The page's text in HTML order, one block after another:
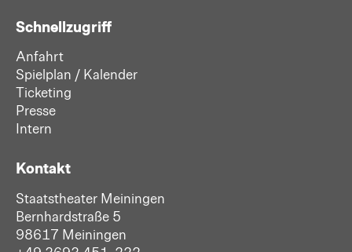
Schnellzugriff
Anfahrt
Spielplan / Kalender
Ticketing
Presse
Intern
Kontakt
Staatstheater Meiningen
Bernhardstraße 5
98617 Meiningen